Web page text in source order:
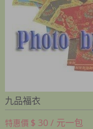
九品福衣
特惠價 $ 30 / 元一包